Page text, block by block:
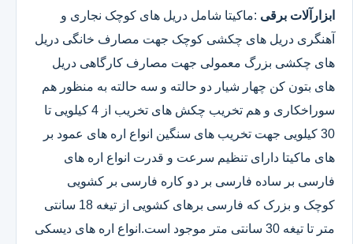
ابزارآلات برقی :ماکیتا شامل دریل های کوچک نجاری و
آهنگری دریل های چکشی کوچک جهت مصارف خانگی دریل
های چکشی بزرگ معمولی جهت مصارف کارگاهی دریل
های بتون کن چهار شیار دو حالته و سه حالته به منظور هم
سوراخکاری و هم تخریب چکش های تخریب از 4 کیلویی تا
30 کیلویی جهت تخریب های سنگین انواع اره های عمود بر
های ماکیتا دارای تنظیم سرعت و قدرت انواع اره های
فارسی بر ساده فارسی بر دو کاره فارسی بر کشویی
کوچک و بزرک که فارسی برهای کشویی از تیغه 18 سانتی
متر تا تیغه 30 سانتی متر موجود است.انواع اره های دیسکی